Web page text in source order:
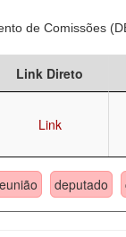
de Comissões
Link Direto
Link
deputado